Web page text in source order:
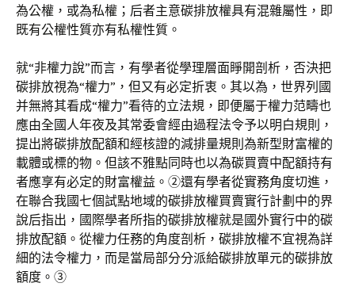
為公權，或為私權；后者主意碳排放權具有混雜屬性，即
既有公權性質亦有私權性質。
就“非權力說”而言，有學者從學理層面睜開剖析，否決把
碳排放視為“權力”，但又有必定折衷。其以為，世界列國
并無將其看成“權力”看待的立法規，即便屬于權力范疇也
應由全國人年夜及其常委會經由過程法令予以明白規則，
提出將碳排放配額和經核證的減排量規則為新型財富權的
載體或標的物。但該不雅點同時也以為碳買賣中配額持有
者應享有必定的財富權益。②還有學者從實務角度切進，
在聯合我國七個試點地域的碳排放權買賣實行計劃中的界
說后指出，國際學者所指的碳排放權就是國外實行中的碳
排放配額。從權力任務的角度剖析，碳排放權不宜視為詳
細的法令權力，而是當局部分分派給碳排放單元的碳排放
額度。③